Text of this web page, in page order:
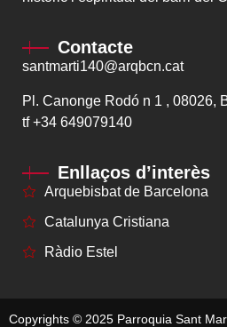
Contacte
santmarti140@arqbcn.cat
Pl. Canonge Rodó n 1 , 08026,
tf+34 649079140
Enllaços d’interès
Arquebisbat de Barcelona
Catalunya Cristiana
Ràdio Estel
Copyrights © 2025 Parroquia Sant